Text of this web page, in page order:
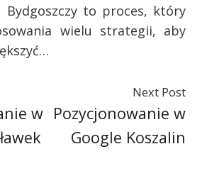
Bydgoszczy to proces, który
wielu strategii, aby
w
Next Post
Pozycjonowanie w
Google Koszalin